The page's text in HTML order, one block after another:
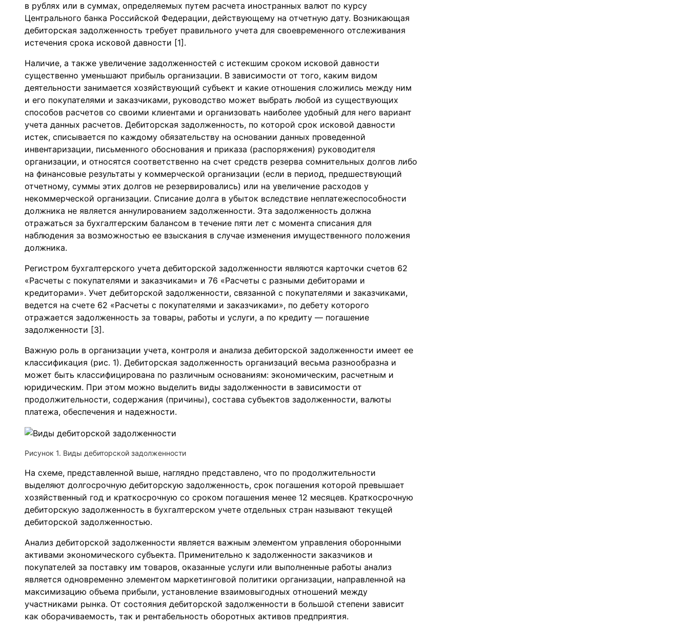
в рублях или в суммах, определяемых путем расчета иностранных валют по курсу
Центрального банка Российской Федерации, действующему на отчетную дату. Возникающая
дебиторская задолженность требует правильного учета для своевременного отслеживания
истечения срока исковой давности [1].
Наличие, а также увеличение задолженностей с истекшим сроком исковой давности
существенно уменьшают прибыль организации. В зависимости от того, каким видом
деятельности занимается хозяйствующий субъект и какие отношения сложились между ним
и его покупателями и заказчиками, руководство может выбрать любой из существующих
способов расчетов со своими клиентами и организовать наиболее удобный для него вариант
учета данных расчетов. Дебиторская задолженность, по которой срок исковой давности
истек, списывается по каждому обязательству на основании данных проведенной
инвентаризации, письменного обоснования и приказа (распоряжения) руководителя
организации, и относятся соответственно на счет средств резерва сомнительных долгов либо
на финансовые результаты у коммерческой организации (если в период, предшествующий
отчетному, суммы этих долгов не резервировались) или на увеличение расходов у
некоммерческой организации. Списание долга в убыток вследствие неплатежеспособности
должника не является аннулированием задолженности. Эта задолженность должна
отражаться за бухгалтерским балансом в течение пяти лет с момента списания для
наблюдения за возможностью ее взыскания в случае изменения имущественного положения
должника.
Регистром бухгалтерского учета дебиторской задолженности являются карточки счетов 62
«Расчеты с покупателями и заказчиками» и 76 «Расчеты с разными дебиторами и
кредиторами». Учет дебиторской задолженности, связанной с покупателями и заказчиками,
ведется на счете 62 «Расчеты с покупателями и заказчиками», по дебету которого
отражается задолженность за товары, работы и услуги, а по кредиту — погашение
задолженности [3].
Важную роль в организации учета, контроля и анализа дебиторской задолженности имеет ее
классификация (рис. 1). Дебиторская задолженность организаций весьма разнообразна и
может быть классифицирована по различным основаниям: экономическим, расчетным и
юридическим. При этом можно выделить виды задолженности в зависимости от
продолжительности, содержания (причины), состава субъектов задолженности, валюты
платежа, обеспечения и надежности.
Рисунок 1. Виды дебиторской задолженности
На схеме, представленной выше, наглядно представлено, что по продолжительности
выделяют долгосрочную дебиторскую задолженность, срок погашения которой превышает
хозяйственный год и краткосрочную со сроком погашения менее 12 месяцев. Краткосрочную
дебиторскую задолженность в бухгалтерском учете отдельных стран называют текущей
дебиторской задолженностью.
Анализ дебиторской задолженности является важным элементом управления оборонными
активами экономического субъекта. Применительно к задолженности заказчиков и
покупателей за поставку им товаров, оказанные услуги или выполненные работы анализ
является одновременно элементом маркетинговой политики организации, направленной на
максимизацию объема прибыли, установление взаимовыгодных отношений между
участниками рынка. От состояния дебиторской задолженности в большой степени зависит
как оборачиваемость, так и рентабельность оборотных активов предприятия.